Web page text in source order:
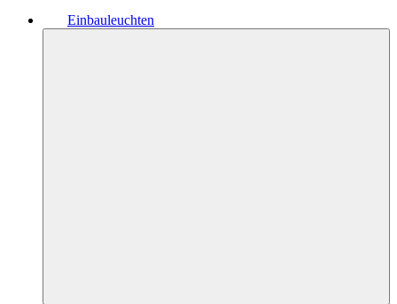
Einbauleuchten